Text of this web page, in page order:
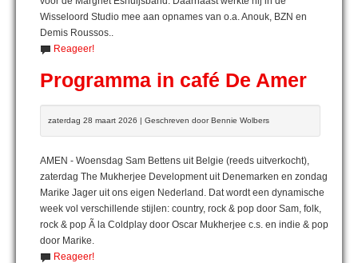
Wisseloord Studio mee aan opnames van o.a. Anouk, BZN en
Demis Roussos..
Reageer!
Programma in café De Amer
zaterdag 28 maart 2026 | Geschreven door Bennie Wolbers
AMEN - Woensdag Sam Bettens uit Belgie (reeds uitverkocht),
zaterdag The Mukherjee Development uit Denemarken en zondag
Marike Jager uit ons eigen Nederland. Dat wordt een dynamische
week vol verschillende stijlen: country, rock & pop door Sam, folk,
rock & pop Ã la Coldplay door Oscar Mukherjee c.s. en indie & pop
door Marike.
Reageer!